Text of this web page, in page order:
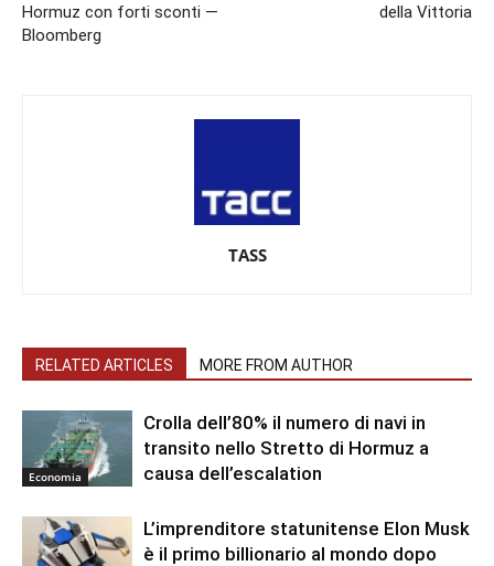
Hormuz con forti sconti —
Bloomberg
della Vittoria
TASS
RELATED ARTICLES MORE FROM AUTHOR
Economia
Crolla dell’80% il numero di navi in ​​
transito nello Stretto di Hormuz a
causa dell’escalation
L’imprenditore statunitense Elon Musk
è il primo billionario al mondo dopo